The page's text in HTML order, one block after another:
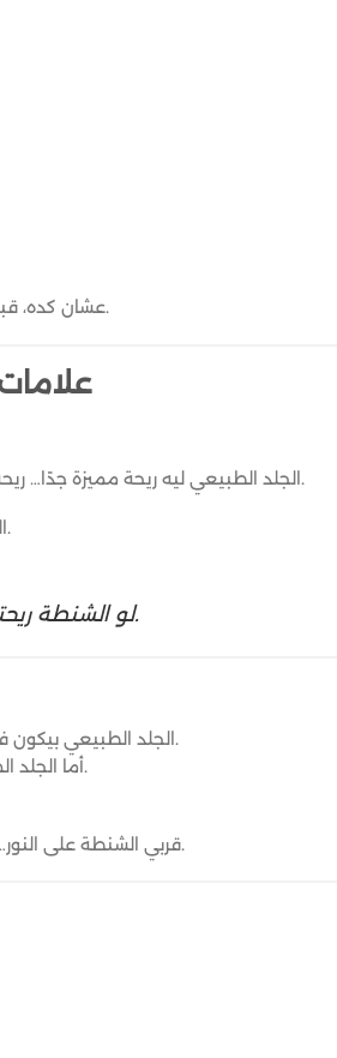
عشان كده، قبل ما تشتري… لازم تكوني فاهمة العلامات اللي تبينلك الحقيقة.
الجلد الطبيعي ليه ريحة مميزة جدًا… ريحة خامة طبيعية شبه ريحة ورشة الجلود أو الريحة الترابية الدافية.
الجلد الصناعي ريحته بلاستيك شوية، وممكن تكون قوية ونافذة.
لو الشنطة ريحتها “كيماوي” قوي… دي أعلى نسبة إنها صناعي.
الجلد الطبيعي بيكون فيه مسام غير متماثلة، فيها اختلاف طبيعي بين كل جزء والتاني.
أما الجلد الصناعي… المسام بتبقى ماشية بنقشة ثابتة مكررة بنفس الشكل.
قربي الشنطة على النور… لو شوفتي اختلافات بسيطة في النقشة، ده غالبًا جلد طبيعي.